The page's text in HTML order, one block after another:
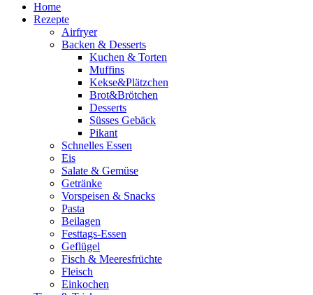
Home
Rezepte
Airfryer
Backen & Desserts
Kuchen & Torten
Muffins
Kekse&Plätzchen
Brot&Brötchen
Desserts
Süsses Gebäck
Pikant
Schnelles Essen
Eis
Salate & Gemüse
Getränke
Vorspeisen & Snacks
Pasta
Beilagen
Festtags-Essen
Geflügel
Fisch & Meeresfrüchte
Fleisch
Einkochen